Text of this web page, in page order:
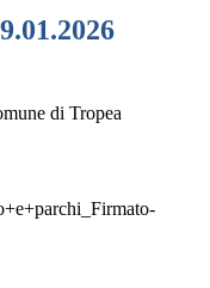
di Tropea